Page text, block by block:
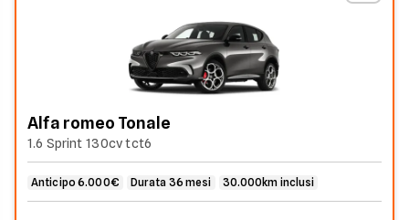
Alfa romeo Tonale
1.6 Sprint 130cv tct6
Anticipo 6.000€ Durata 36 mesi 30.000km inclusi